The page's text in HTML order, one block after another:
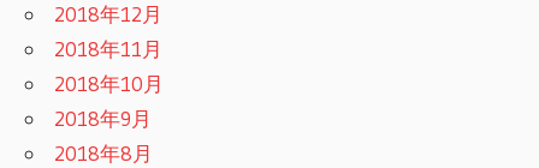
2018年12月
2018年11月
2018年10月
2018年9月
2018年8月